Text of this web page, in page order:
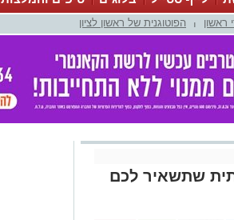
ראשון הפוטוגנית של ראשון לציון
שתשאיר לכם